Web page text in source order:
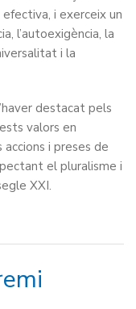
i exerceix un
l’autoexigència, la
i la
destacat pels
valors en
i preses de
el pluralisme i
XXI.